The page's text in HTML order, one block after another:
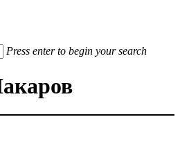
Press enter to begin your search